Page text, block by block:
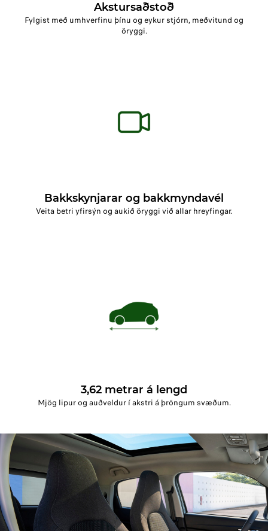
Akstursaðstoð
Fylgist með umhverfinu þínu og eykur stjórn, meðvitund og
öryggi.
Bakkskynjarar og bakkmyndavél
Veita betri yfirsýn og aukið öryggi við allar hreyfingar.
3,62 metrar á lengd
Mjög lipur og auðveldur í akstri á þröngum svæðum.